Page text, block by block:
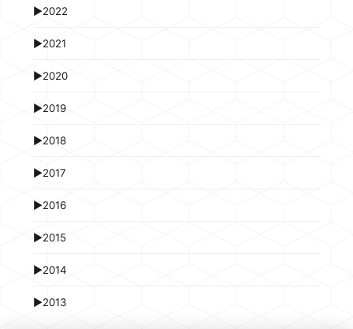
►2022
►2021
►2020
►2019
►2018
►2017
►2016
►2015
►2014
►2013